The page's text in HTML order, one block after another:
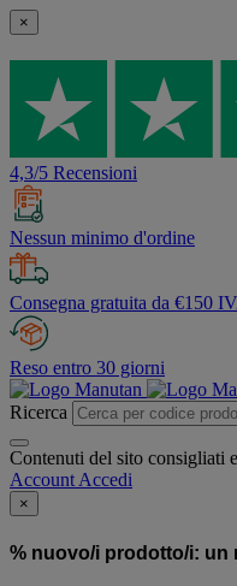
×
4,3/5 Recensioni
Nessun minimo d'ordine
Consegna gratuita da €150
Reso entro 30 giorni
Ricerca
Contenuti del sito consigliati
Account Accedi
×
% nuovo/i prodotto/i: un